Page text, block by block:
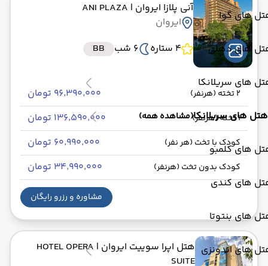
های گوا
های دهلی
های سریلانکا
هتل های سریلانکا(مشاهده همه)
های کلمبو
های کندی
های بنتوتا
های اندونزی
آنی پلازا ایروان | ANI PLAZA
ایروان
4 ستاره
6 شب BB
2 تخته (هرنفر) ۹۶٬۳۹۰٬۰۰۰ تومان
1 تخته (هرنفر) ۱۳۶٬۵۹۰٬۰۰۰ تومان
کودک با تخت (هر نفر) ۶۰٬۹۹۰٬۰۰۰ تومان
کودک بدون تخت (هرنفر) ۳۴٬۹۹۰٬۰۰۰ تومان
مشاوره و رزرو رایگان
هتل اپرا سوییت ایروان | HOTEL OPERA
SUITE